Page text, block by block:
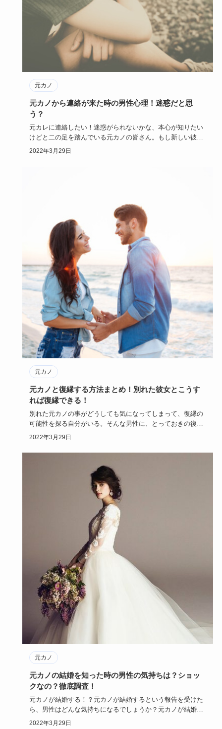
元カノ
元カノから連絡が来た時の男性心理！迷惑だと思
う？
元カレに連絡したい！迷惑がられないかな、本心が知りたい
けどと二の足を踏んでいる元カノの皆さん。もし新しい彼女
がいたら連絡し…
2022年3月29日
元カノ
元カノと復縁する方法まとめ！別れた彼女とこうす
れば復縁できる！
別れた元カノの事がどうしても気になってしまって、復縁の
可能性を探る自分がいる。そんな男性に、とっておきの復縁
マジックを教え…
2022年3月29日
元カノ
元カノの結婚を知った時の男性の気持ちは？ショッ
クなの？徹底調査！
元カノが結婚する！？元カノが結婚するという報告を受けた
ら、男性はどんな気持ちになるでしょうか？元カノが結婚し
てショック？ま…
2022年3月29日